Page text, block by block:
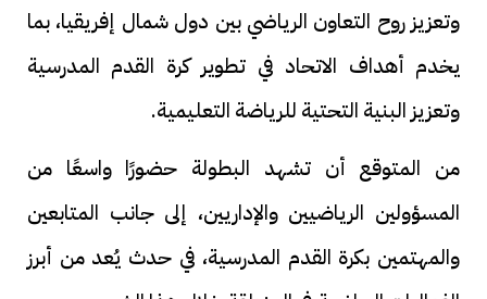
وتعزيز روح التعاون الرياضي بين دول شمال إفريقيا، بما
يخدم أهداف الاتحاد في تطوير كرة القدم المدرسية
وتعزيز البنية التحتية للرياضة التعليمية.
من المتوقع أن تشهد البطولة حضورًا واسعًا من
المسؤولين الرياضيين والإداريين، إلى جانب المتابعين
والمهتمين بكرة القدم المدرسية، في حدث يُعد من أبرز